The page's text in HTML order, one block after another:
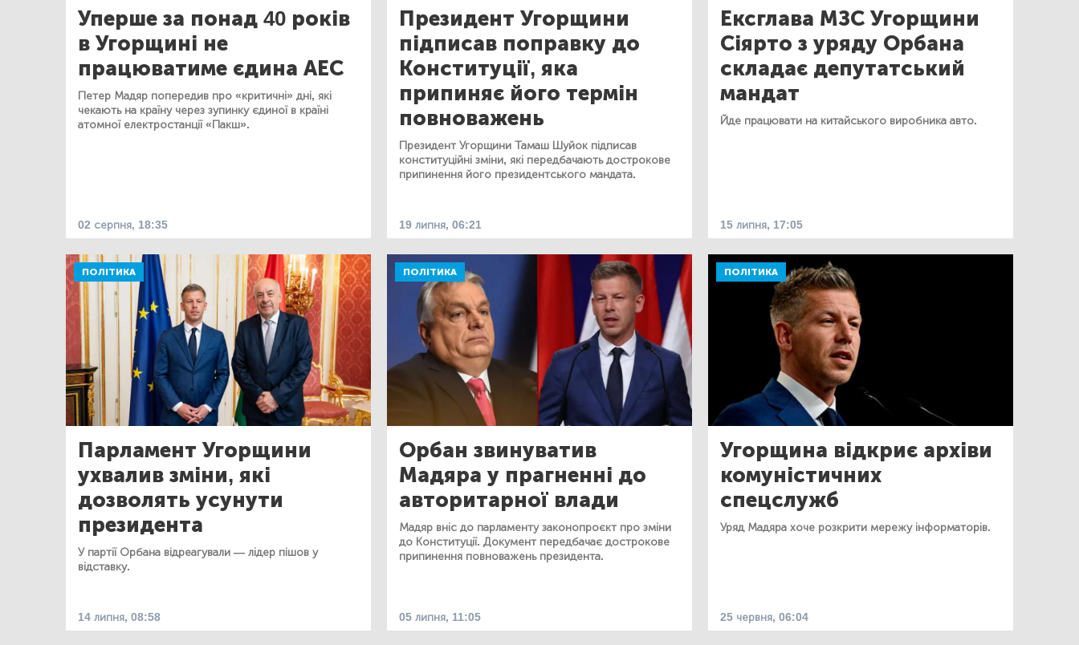
Уперше за понад 40 років
в Угорщині не
працюватиме єдина АЕС
Петер Мадяр попередив про «критичні» дні, які
чекають на країну через зупинку єдиної в країні
атомної електростанції «Пакш».
02 серпня, 18:35
Президент Угорщини
підписав поправку до
Конституції, яка
припиняє його термін
повноважень
Президент Угорщини Тамаш Шуйок підписав
конституційні зміни, які передбачають дострокове
припинення його президентського мандата.
19 липня, 06:21
Ексглава МЗС Угорщини
Сіярто з уряду Орбана
складає депутатський
мандат
Йде працювати на китайського виробника авто.
15 липня, 17:05
ПОЛІТИКА
Парламент Угорщини
ухвалив зміни, які
дозволять усунути
президента
У партії Орбана відреагували — лідер пішов у
відставку.
14 липня, 08:58
ПОЛІТИКА
Орбан звинуватив
Мадяра у прагненні до
авторитарної влади
Мадяр вніс до парламенту законопроєкт про зміни
до Конституції. Документ передбачає дострокове
припинення повноважень президента.
05 липня, 11:05
ПОЛІТИКА
Угорщина відкриє архіви
комуністичних
спецслужб
Уряд Мадяра хоче розкрити мережу інформаторів.
25 червня, 06:04